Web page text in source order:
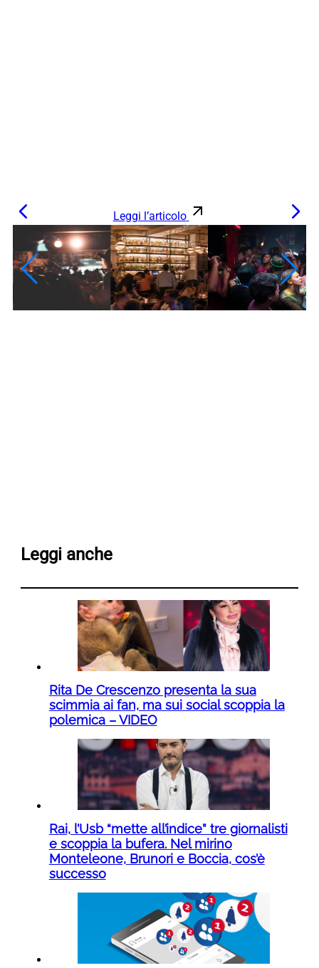
Leggi l’articolo
Leggi anche
Rita De Crescenzo presenta la sua
scimmia ai fan, ma sui social scoppia la
polemica – VIDEO
Rai, l’Usb “mette all’indice” tre giornalisti
e scoppia la bufera. Nel mirino
Monteleone, Brunori e Boccia, cos’è
successo